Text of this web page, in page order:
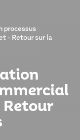
processus
- Retour sur la